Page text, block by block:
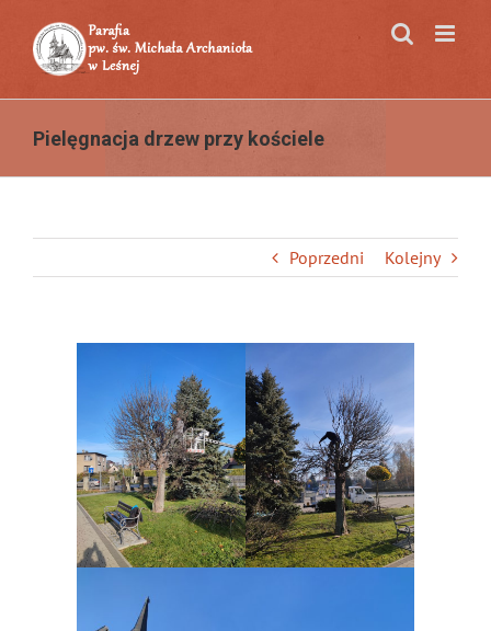
zawartości
Pielęgnacja drzew przy kościele
Poprzedni Kolejny